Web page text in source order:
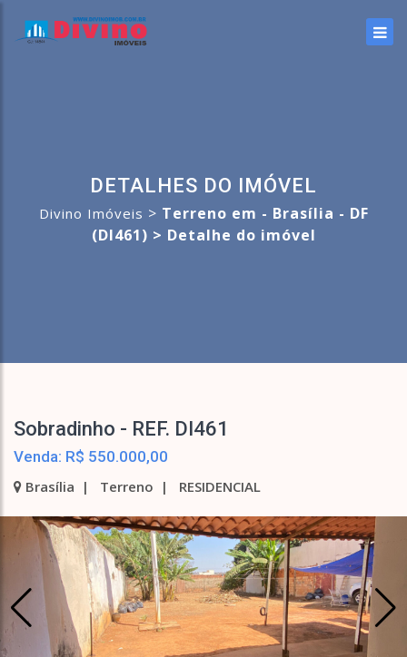
DETALHES DO IMÓVEL
Divino Imóveis > Terreno em - Brasília - DF
(DI461) > Detalhe do imóvel
Sobradinho - REF. DI461
Venda: R$ 550.000,00
Brasília | Terreno | RESIDENCIAL